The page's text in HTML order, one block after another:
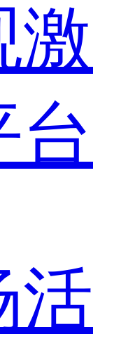
激
台
活